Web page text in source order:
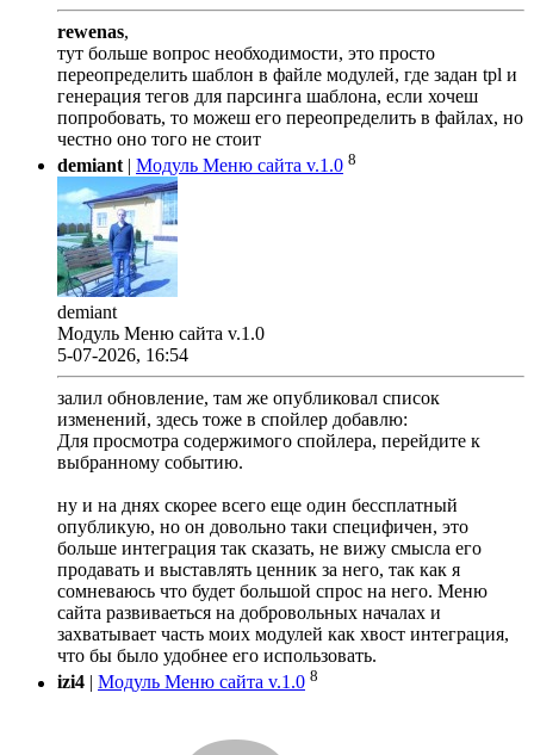
rewenas,
тут больше вопрос необходимости, это просто
переопределить шаблон в файле модулей, где задан tpl и
генерация тегов для парсинга шаблона, если хочеш
попробовать, то можеш его переопределить в файлах, но
честно оно того не стоит
demiant | Модуль Меню сайта v.1.0 8
demiant
Модуль Меню сайта v.1.0
5-07-2026, 16:54
залил обновление, там же опубликовал список
изменений, здесь тоже в спойлер добавлю:
Для просмотра содержимого спойлера, перейдите к
выбранному событию.
ну и на днях скорее всего еще один бессплатный
опубликую, но он довольно таки специфичен, это
больше интеграция так сказать, не вижу смысла его
продавать и выставлять ценник за него, так как я
сомневаюсь что будет большой спрос на него. Меню
сайта развиваеться на добровольных началах и
захватывает часть моих модулей как хвост интеграция,
что бы было удобнее его использовать.
izi4
Модуль Меню сайта v.1.0 8